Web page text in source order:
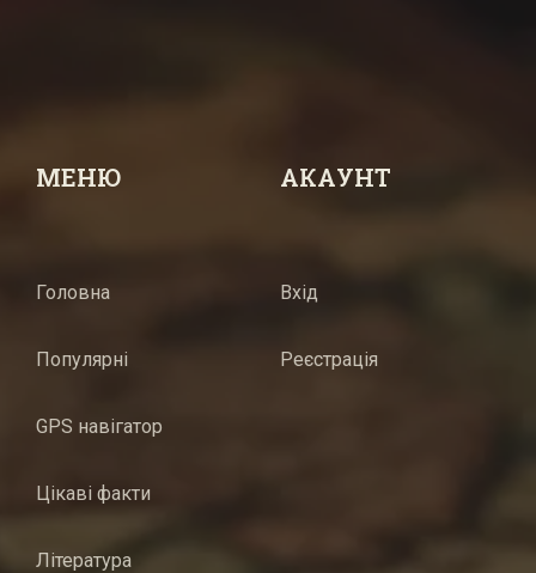
МЕНЮ
Головна
Популярні
GPS навігатор
Цікаві факти
Література
АКАУНТ
Вхід
Реєстрація